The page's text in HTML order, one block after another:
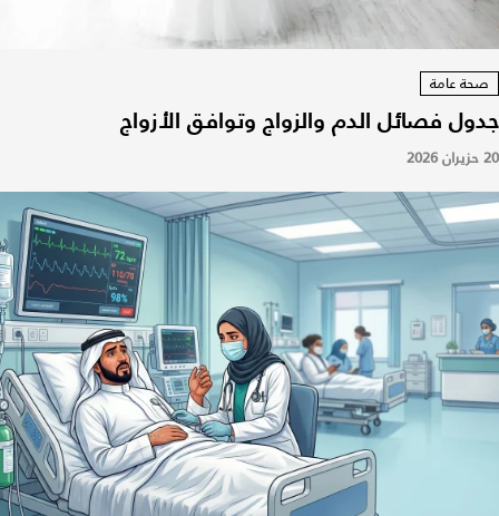
صحة عامة
جدول فصائل الدم والزواج وتوافق الأزواج
20 حزيران 2026